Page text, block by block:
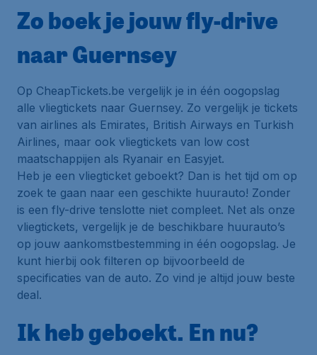
Zo boek je jouw fly-drive
naar Guernsey
Op CheapTickets.be vergelijk je in één oogopslag
alle vliegtickets naar Guernsey. Zo vergelijk je tickets
van airlines als Emirates, British Airways en Turkish
Airlines, maar ook vliegtickets van low cost
maatschappijen als Ryanair en Easyjet.
Heb je een vliegticket geboekt? Dan is het tijd om op
zoek te gaan naar een geschikte huurauto! Zonder
is een fly-drive tenslotte niet compleet. Net als onze
vliegtickets, vergelijk je de beschikbare huurauto’s
op jouw aankomstbestemming in één oogopslag. Je
kunt hierbij ook filteren op bijvoorbeeld de
specificaties van de auto. Zo vind je altijd jouw beste
deal.
Ik heb geboekt. En nu?